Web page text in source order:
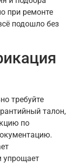
при ремонте
подошло без
требуйте
талон,
по
упрощает